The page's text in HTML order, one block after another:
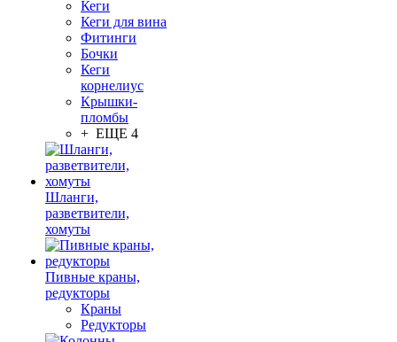
Кеги
Кеги для вина
Фитинги
Бочки
Кеги
корнелиус
Крышки-
пломбы
+ ЕЩЕ 4
Шланги,
разветвители,
хомуты
Пивные краны,
редукторы
Краны
Редукторы